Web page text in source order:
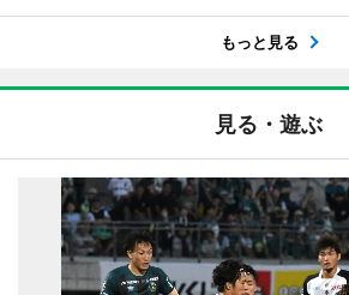
もっと見る
見る・遊ぶ